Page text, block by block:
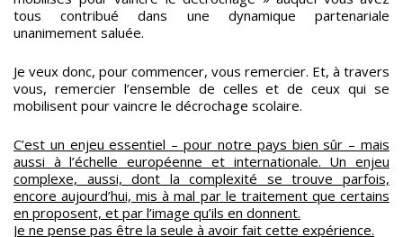
tous contribué dans une dynamique partenariale
unanimement saluée.
Je veux donc, pour commencer, vous remercier. Et, à travers
vous, remercier l’ensemble de celles et de ceux qui se
mobilisent pour vaincre le décrochage scolaire.
C’est un enjeu essentiel – pour notre pays bien sûr – mais
aussi à l’échelle européenne et internationale. Un enjeu
complexe, aussi, dont la complexité se trouve parfois,
encore aujourd’hui, mis à mal par le traitement que certains
en proposent, et par l’image qu’ils en donnent.
Je ne pense pas être la seule à avoir fait cette expérience.